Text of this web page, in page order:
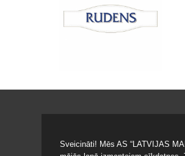
Sveicināti! Mēs AS “LATVIJAS